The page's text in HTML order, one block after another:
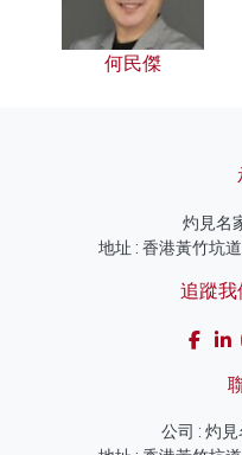
何民傑
灼見名
地址 : 香港黃竹坑
追蹤我
公司 : 灼